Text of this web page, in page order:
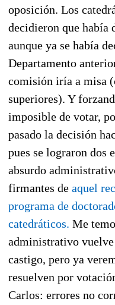
oposición. Los
decidieron que había
aunque ya se había
Departamento
comisión iría a misa
superiores). Y
imposible de votar,
pasado la decisión
pues se lograron dos
absurdo
firmantes de aquel
programa de
catedráticos. Me
administrativo
castigo, pero ya
resuelven por
Carlos: errores no